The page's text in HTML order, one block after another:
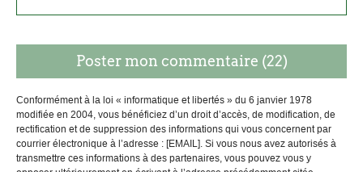
Conformément à la loi « informatique et libertés » du 6 janvier 1978
modifiée en 2004, vous bénéficiez d’un droit d’accès, de modification, de
rectification et de suppression des informations qui vous concernent par
courrier électronique à l’adresse : [EMAIL]. Si vous nous avez autorisés à
transmettre ces informations à des partenaires, vous pouvez vous y